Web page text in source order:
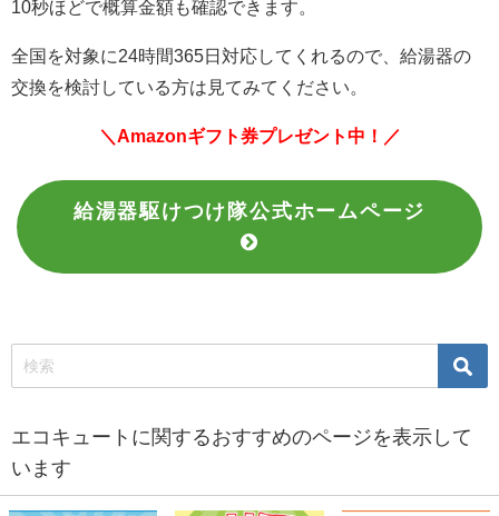
10秒ほどで概算金額も確認できます。
全国を対象に24時間365日対応してくれるので、給湯器の
交換を検討している方は見てみてください。
＼Amazonギフト券プレゼント中！／
給湯器駆けつけ隊公式ホームページ
エコキュートに関するおすすめのページを表示して
います